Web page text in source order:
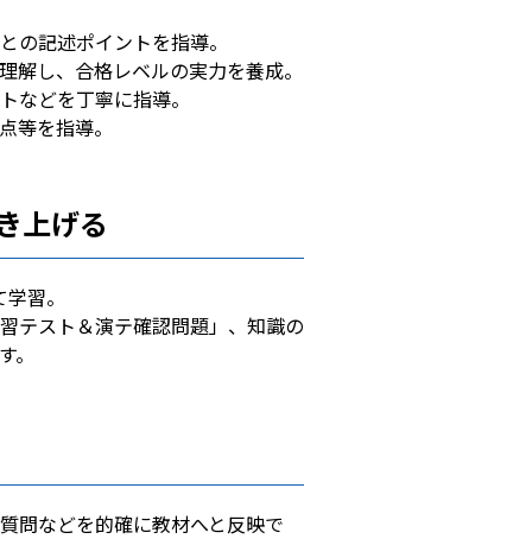
記述ポイントを指導。
し、合格レベルの実力を養成。
などを丁寧に指導。
等を指導。
上げる
習。
テスト＆演テ確認問題」、知識の
問などを的確に教材へと反映で